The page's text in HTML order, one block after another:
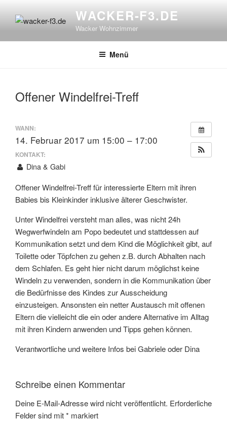
Inhalt
WACKER-F3.DE
Wacker Wohnzimmer
Menü
Offener Windelfrei-Treff
WANN:
14. Februar 2017 um 15:00 – 17:00
KONTAKT:
Dina & Gabi
Offener Windelfrei-Treff für interessierte Eltern mit ihren
Babies bis Kleinkinder inklusive älterer Geschwister.
Unter Windelfrei versteht man alles, was nicht 24h
Wegwerfwindeln am Popo bedeutet und stattdessen auf
Kommunikation setzt und dem Kind die Möglichkeit gibt, auf
Toilette oder Töpfchen zu gehen z.B. durch Abhalten nach
dem Schlafen. Es geht hier nicht darum möglichst keine
Windeln zu verwenden, sondern in die Kommunikation über
die Bedürfnisse des Kindes zur Ausscheidung
einzusteigen. Ansonsten ein netter Austausch mit offenen
Eltern die vielleicht die ein oder andere Alternative im Alltag
mit ihren Kindern anwenden und Tipps gehen können.
Verantwortliche und weitere Infos bei Gabriele oder Dina
Schreibe einen Kommentar
Deine E-Mail-Adresse wird nicht veröffentlicht. Erforderliche
Felder sind mit* markiert